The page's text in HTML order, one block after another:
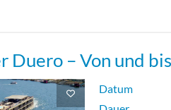
Duero – Von und
Datum